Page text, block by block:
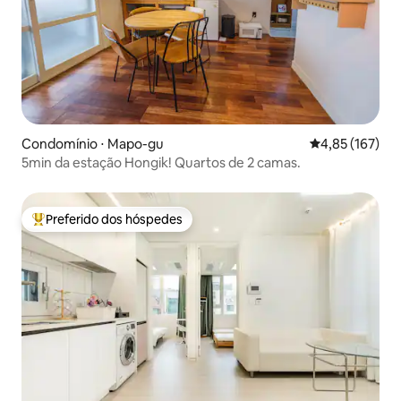
Condomínio ⋅ Mapo-gu 4,85 de uma
4,85 (167)
5min da estação Hongik! Quartos de 2 camas.
Entre os melhores preferidos dos hóspedes
Preferido dos hóspedes